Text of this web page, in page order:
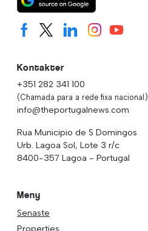
Kontakter
+351 282 341 100
(Chamada para a rede fixa nacional)
info@theportugalnews.com
Rua Municipio de S Domingos
Urb. Lagoa Sol, Lote 3 r/c
8400-357 Lagoa - Portugal
Meny
Senaste
Properties